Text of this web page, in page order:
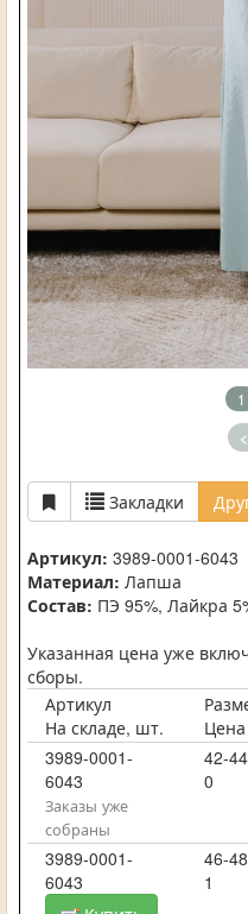
1
<
Закладки
Артикул: 3989-0001-6043
Материал: Лапша
Состав: ПЭ 95%, Лайкра
Указанная цена уже
сборы.
Артикул
На складе, шт.
Цена
3989-0001-
6043
42-44
0
Заказы уже
собраны
3989-0001-
6043
46-48
1